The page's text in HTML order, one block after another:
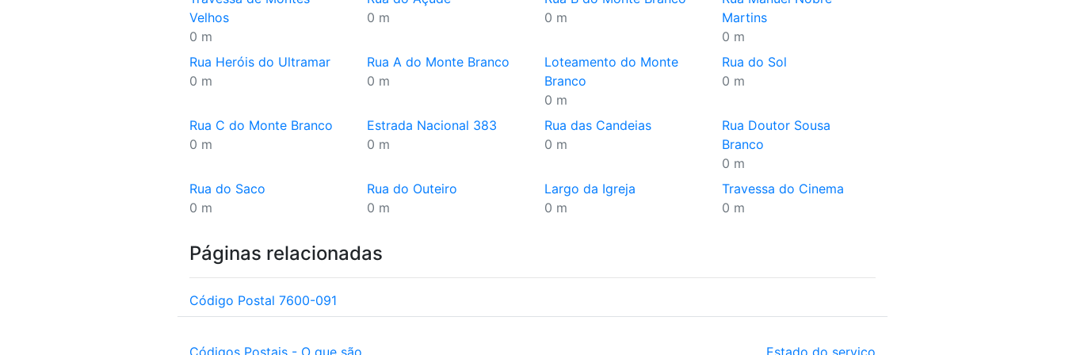
Velhos
0 m
0 m
0 m
Martins
0 m
Rua Heróis do Ultramar
0 m
Rua A do Monte Branco
0 m
Loteamento do Monte
Branco
0 m
Rua do Sol
0 m
Rua C do Monte Branco
0 m
Estrada Nacional 383
0 m
Rua das Candeias
0 m
Rua Doutor Sousa
Branco
0 m
Rua do Saco
0 m
Rua do Outeiro
0 m
Largo da Igreja
0 m
Travessa do Cinema
0 m
Páginas relacionadas
Código Postal 7600-091
Códigos Postais - O que são Estado do serviço